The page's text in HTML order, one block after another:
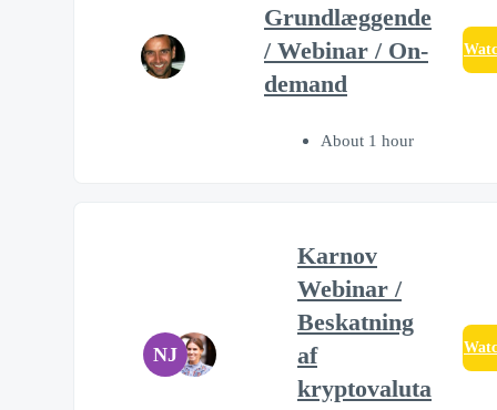
Grundlæggende
/ Webinar / On-
demand
About 1 hour
NJ
Karnov
Webinar /
Beskatning
af
kryptovaluta